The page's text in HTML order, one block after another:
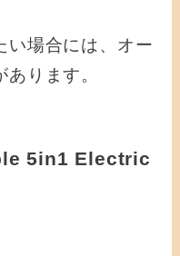
い場合には、オー
ります。
5in1 Electric